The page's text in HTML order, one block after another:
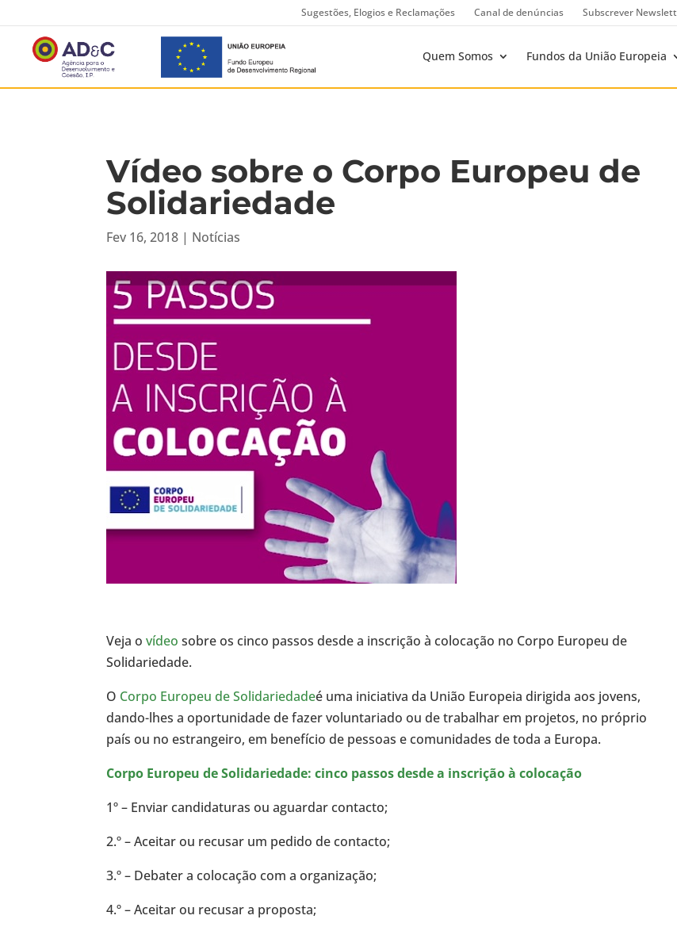
Sugestões, Elogios e Reclamações Canal de denúncias Subscrever
Quem Somos Fundos da União Europeia
Vídeo sobre o Corpo Europeu de
Solidariedade
Fev 16, 2018 | Notícias
Veja ovídeo sobre os cinco passos desde a inscrição à colocação no Corpo Europeu de
Solidariedade.
O Corpo Europeu de Solidariedadeé uma iniciativa da União Europeia dirigida aos jovens,
dando-lhes a oportunidade de fazer voluntariado ou de trabalhar em projetos, no próprio
país ou no estrangeiro, em benefício de pessoas e comunidades de toda a Europa.
Corpo Europeu de Solidariedade: cinco passos desde a inscrição à colocação
1º – Enviar candidaturas ou aguardar contacto;
2.º – Aceitar ou recusar um pedido de contacto;
3.º – Debater a colocação com a organização;
4.º – Aceitar ou recusar a proposta;